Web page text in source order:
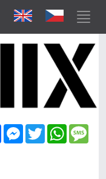
FacebookMessenger
Twitter